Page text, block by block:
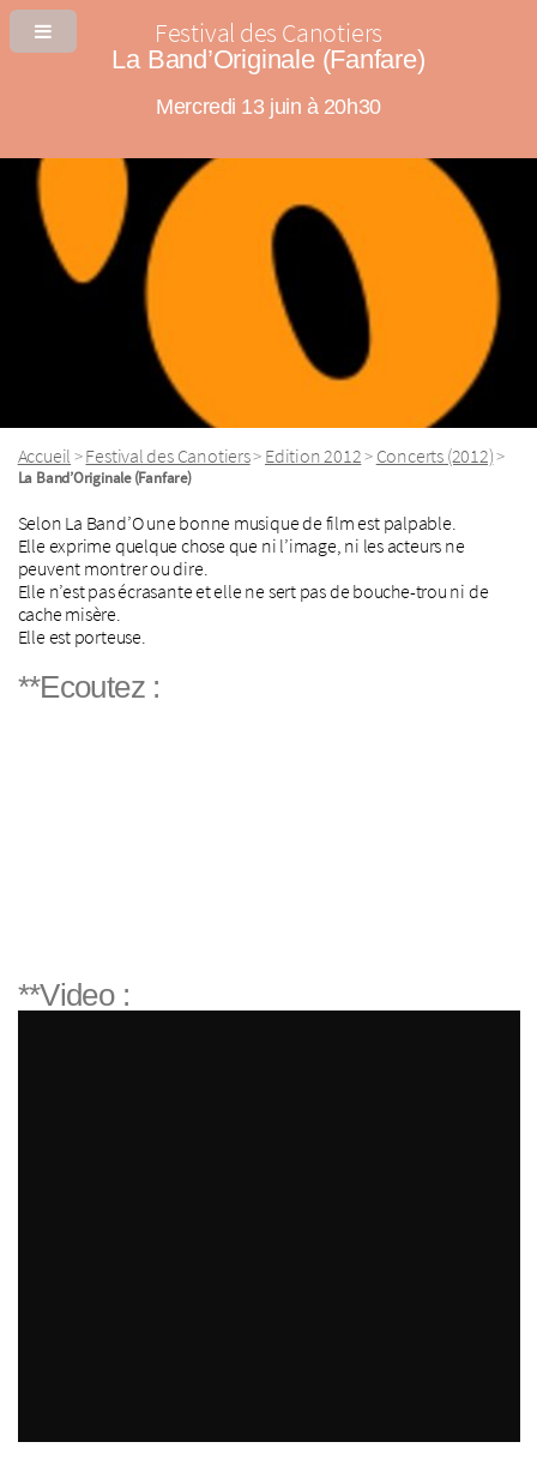
Festival des Canotiers
La Band’Originale (Fanfare)
Mercredi 13 juin à 20h30
Accueil >Festival des Canotiers> Edition 2012> Concerts (2012)>
La Band’Originale (Fanfare)
Selon La Band’O une bonne musique de film est palpable.
Elle exprime quelque chose que ni l’image, ni les acteurs ne
peuvent montrer ou dire.
Elle n’est pas écrasante et elle ne sert pas de bouche-trou ni de
cache misère.
Elle est porteuse.
**Ecoutez :
**Video :